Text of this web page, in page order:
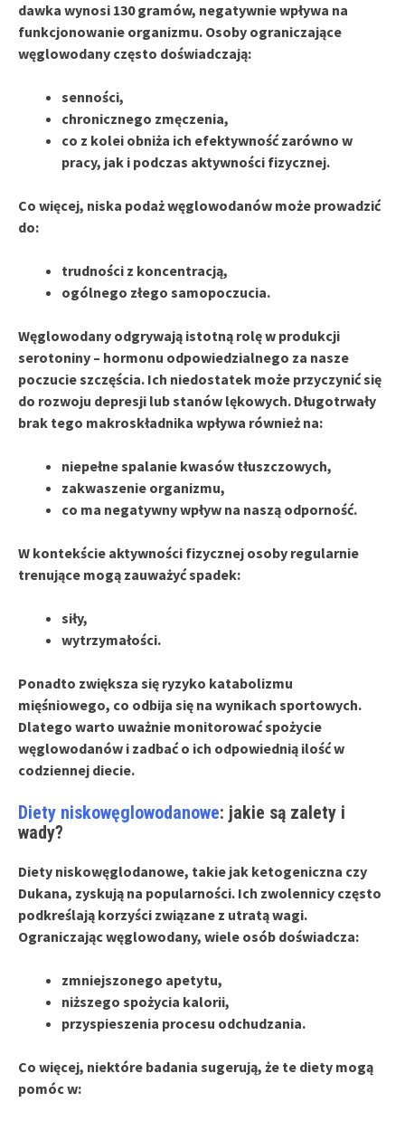
dawka wynosi 130 gramów, negatywnie wpływa na
funkcjonowanie organizmu. Osoby ograniczające
węglowodany często doświadczają:
senności,
chronicznego zmęczenia,
co z kolei obniża ich efektywność zarówno w
pracy, jak i podczas aktywności fizycznej.
Co więcej, niska podaż węglowodanów może prowadzić
do:
trudności z koncentracją,
ogólnego złego samopoczucia.
Węglowodany odgrywają istotną rolę w produkcji
serotoniny – hormonu odpowiedzialnego za nasze
poczucie szczęścia. Ich niedostatek może przyczynić się
do rozwoju depresji lubstanów lękowych. Długotrwały
brak tego makroskładnika wpływa również na:
niepełne spalanie kwasów tłuszczowych,
zakwaszenie organizmu,
co ma negatywny wpływ na naszą odporność.
W kontekście aktywności fizycznej osoby regularnie
trenujące mogą zauważyć spadek:
siły,
wytrzymałości.
Ponadto zwiększa się ryzyko katabolizmu
mięśniowego, co odbija się na wynikach sportowych.
Dlatego warto uważnie monitorować spożycie
węglowodanów i zadbać o ich odpowiednią ilość w
codziennej diecie.
Diety niskowęglowodanowe: jakie są zalety i
wady?
Diety niskowęglodanowe, takie jak ketogeniczna czy
Dukana, zyskują na popularności. Ich zwolennicy często
podkreślają korzyści związane z utratą wagi.
Ograniczając węglowodany, wiele osób doświadcza:
zmniejszonego apetytu,
niższego spożycia kalorii,
przyspieszenia procesu odchudzania.
Co więcej, niektóre badania sugerują, że te diety mogą
pomóc w: